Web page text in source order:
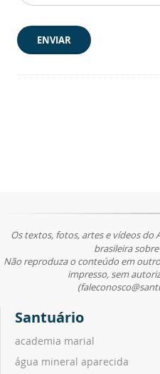
ENVIAR
Os textos, fotos, artes e vídeos do
brasileira
Não reproduza o conteúdo em
impresso, sem
Santuário
academia marial
água mineral aparecida